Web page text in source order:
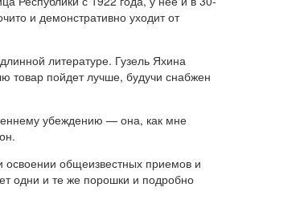
и демонстративно уходит от
литературе. Гузель Яхина
товар пойдет лучше, будучи снабжен
убеждению — она, как мне
освоении общеизвестных приемов и
одни и те же порошки и подробно